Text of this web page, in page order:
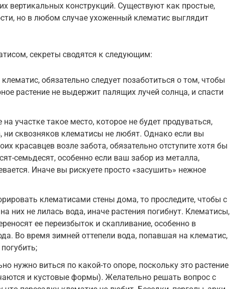
вертикальных конструкций. Существуют как простые,
но в любом случае ухоженный клематис выглядит
секреты сводятся к следующим:
обязательно следует позаботиться о том, чтобы
растение не выдержит палящих лучей солнца, и спасти
на участке такое место, которое не будет продуваться,
ни сквозняков клематисы не любят. Однако если вы
красавцев возле забота, обязательно отступите хотя бы
семьдесят, особенно если ваш забор из металла,
Иначе вы рискуете просто «засушить» нежное
клематисами стены дома, то проследите, чтобы с
них не лилась вода, иначе растения погибнут. Клематисы,
ее переизбыток и скапливание, особенно в
Во время зимней оттепели вода, попавшая на клематис,
нужно виться по какой-то опоре, поскольку это растение
и кустовые формы). Желательно решать вопрос с